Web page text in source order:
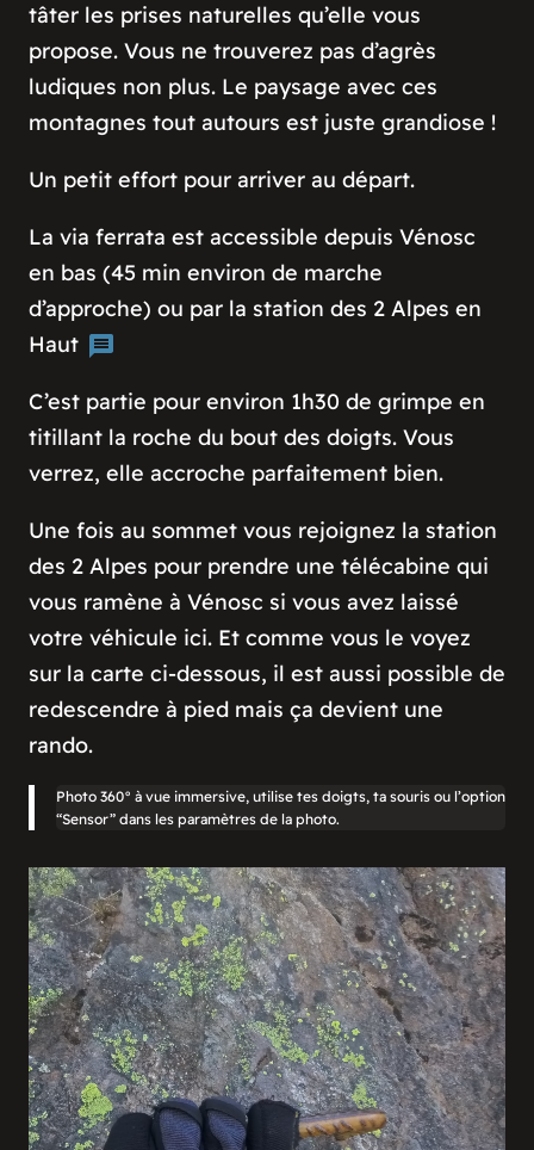
tâter les prises naturelles qu’elle vous
propose. Vous ne trouverez pas d’agrès
ludiques non plus. Le paysage avec ces
montagnes tout autours est juste grandiose !
Un petit effort pour arriver au départ.
La via ferrata est accessible depuis Vénosc
en bas (45 min environ de marche
d’approche) ou par la station des 2 Alpes en
Haut
C’est partie pour environ 1h30 de grimpe en
titillant la roche du bout des doigts. Vous
verrez, elle accroche parfaitement bien.
Une fois au sommet vous rejoignez la station
des 2 Alpes pour prendre une télécabine qui
vous ramène à Vénosc si vous avez laissé
votre véhicule ici. Et comme vous le voyez
sur la carte ci-dessous, il est aussi possible de
redescendre à pied mais ça devient une
rando.
Photo 360° à vue immersive, utilise tes doigts, ta souris ou l’option
“Sensor” dans les paramètres de la photo.